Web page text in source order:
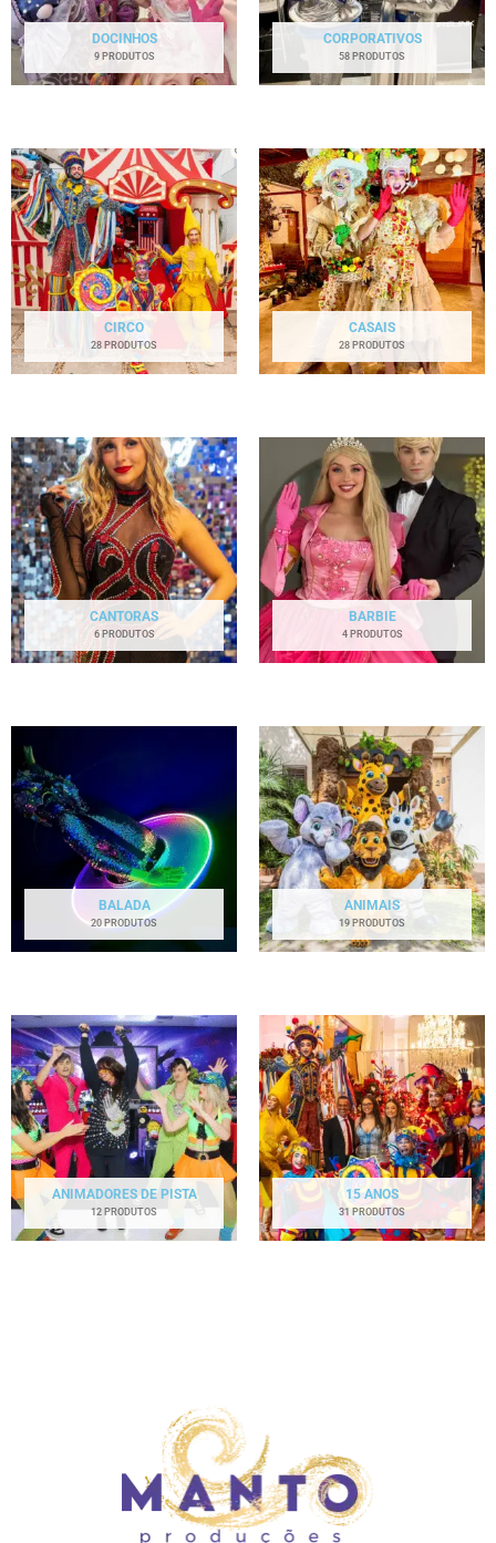
DOCINHOS
9 PRODUTOS
CORPORATIVOS
58 PRODUTOS
CIRCO
28 PRODUTOS
CASAIS
28 PRODUTOS
CANTORAS
6 PRODUTOS
BARBIE
4 PRODUTOS
BALADA
20 PRODUTOS
ANIMAIS
19 PRODUTOS
ANIMADORES DE PISTA
12 PRODUTOS
15 ANOS
31 PRODUTOS